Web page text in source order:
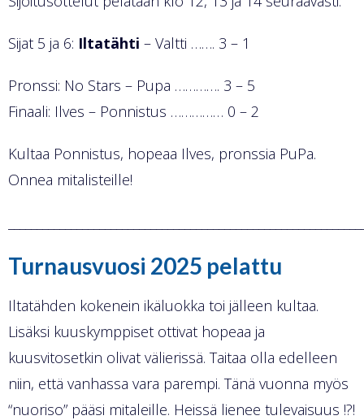
Sijat 5 ja 6: Iltatähti – Valtti ……. 3 – 1
Pronssi: No Stars – Pupa …………. 3 – 5
Finaali: Ilves – Ponnistus …………… 0 – 2
Kultaa Ponnistus, hopeaa Ilves, pronssia PuPa.
Onnea mitalisteille!
Turnausvuosi 2025 pelattu
Iltatähden kokenein ikäluokka toi jälleen kultaa.
Lisäksi kuuskymppiset ottivat hopeaa ja
kuusvitosetkin olivat välierissä. Taitaa olla edelleen
niin, että vanhassa vara parempi. Tänä vuonna myös
“nuoriso” pääsi mitaleille. Heissä lienee tulevaisuus !?!